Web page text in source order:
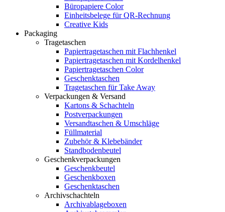
Büropapiere Color
Einheitsbelege für QR-Rechnung
Creative Kids
Packaging
Tragetaschen
Papiertragetaschen mit Flachhenkel
Papiertragetaschen mit Kordelhenkel
Papiertragetaschen Color
Geschenktaschen
Tragetaschen für Take Away
Verpackungen & Versand
Kartons & Schachteln
Postverpackungen
Versandtaschen & Umschläge
Füllmaterial
Zubehör & Klebebänder
Standbodenbeutel
Geschenkverpackungen
Geschenkbeutel
Geschenkboxen
Geschenktaschen
Archivschachteln
Archivablageboxen